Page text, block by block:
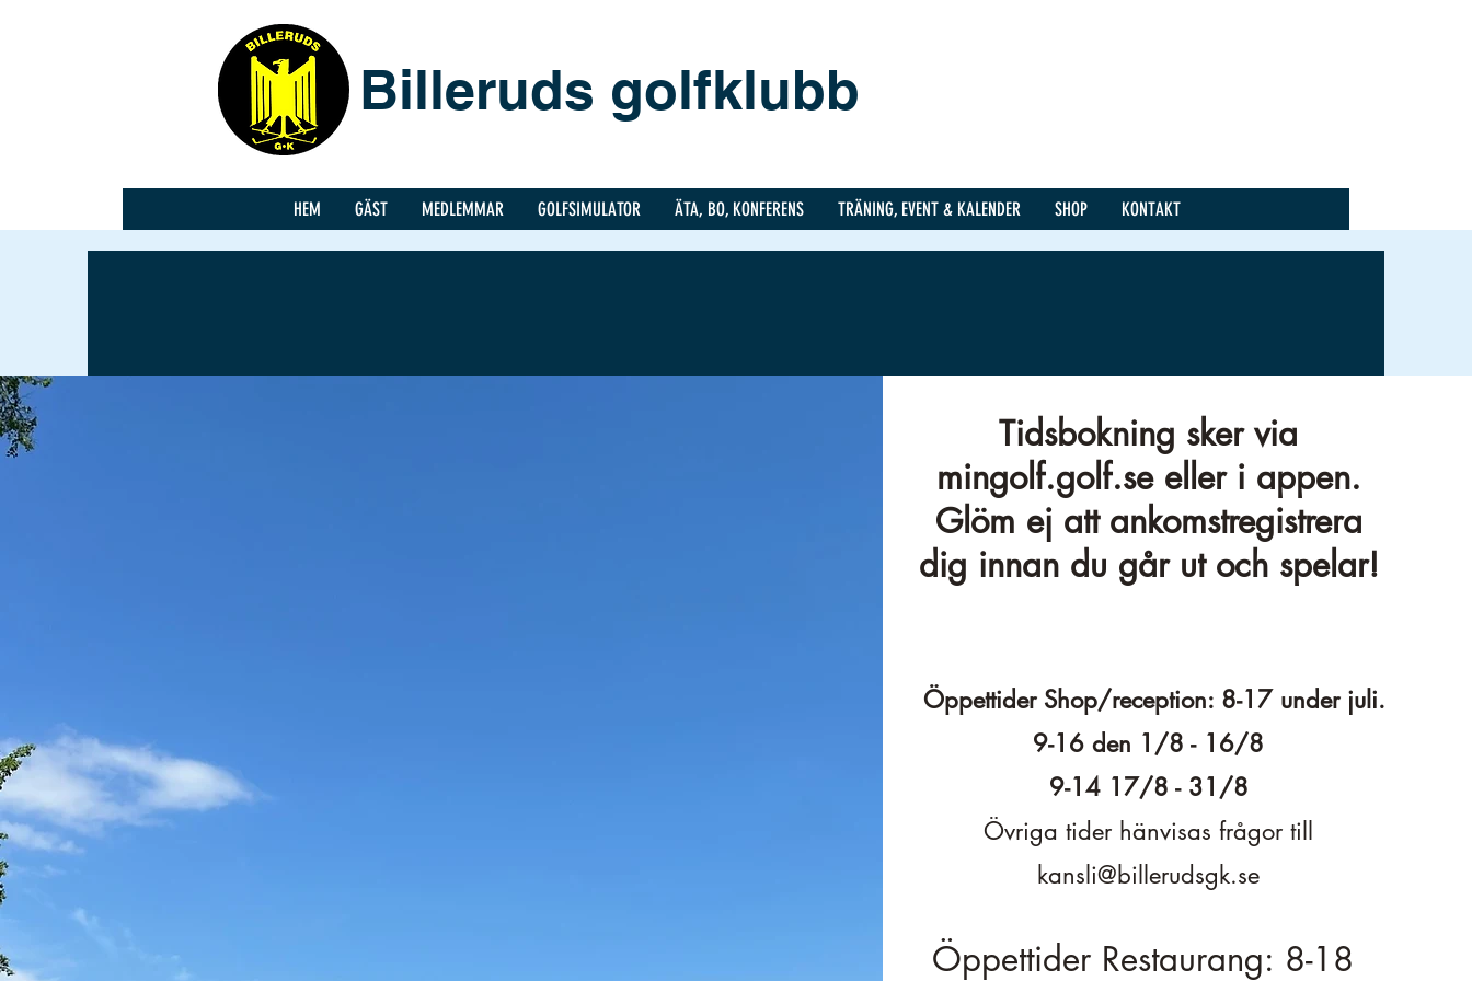
Billeruds golfklubb
HEM GÄST MEDLEMMAR GOLFSIMULATOR ÄTA, BO, KONFERENS TRÄNING, EVENT & KALENDER SHOP KONTAKT
Tidsbokning sker via
mingolf.golf.se eller i appen.
Glöm ej att ankomstregistrera
dig innan du går ut och spelar!
Öppettider Shop/reception: 8-17 under juli.
9-16 den 1/8 - 16/8
9-14 17/8 - 31/8
Övriga tider hänvisas frågor till
kansli@billerudsgk.se
Öppettider Restaurang: 8-18